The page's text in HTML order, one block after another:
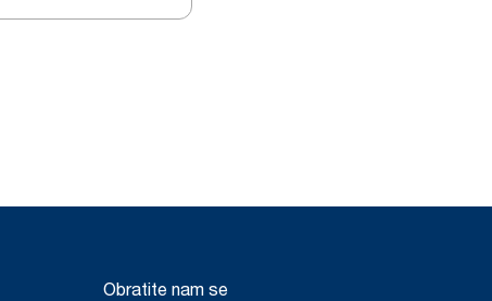
Obratite nam se